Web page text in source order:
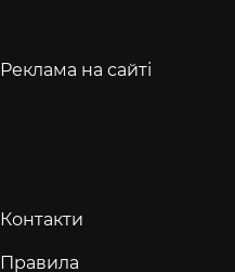
Реклама на сайті
Контакти
Правила